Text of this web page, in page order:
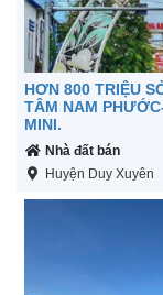
HƠN 800 TRIỆU
TÂM NAM
MINI.
Nhà đất bán
Huyện Duy Xuyên